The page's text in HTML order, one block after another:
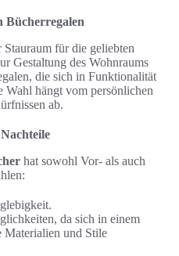
Bücherregalen
für die geliebten
Gestaltung des Wohnraums
die sich in Funktionalität
Wahl hängt vom persönlichen
ab.
hat sowohl Vor- als auch
da sich in einem
Materialien und Stile